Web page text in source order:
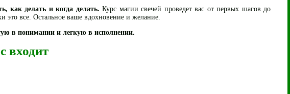
как делать и когда делать. Курс магии свечей проведет вас от первых шагов до
это все. Остальное ваше вдохновение и желание.
в понимании и легкую в исполнении.
входит